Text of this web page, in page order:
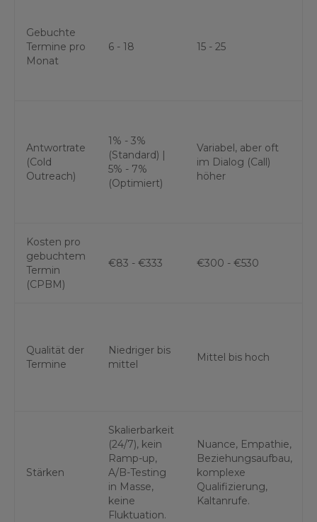
Gebuchte
Termine pro
Monat
6 - 18 15 - 25
Antwortrate
(Cold
Outreach)
1% - 3%
(Standard) |
5% - 7%
(Optimiert)
Variabel, aber oft
im Dialog (Call)
höher
Kosten pro
gebuchtem
Termin
(CPBM)
€83 - €333 €300 - €530
Qualität der
Termine
Niedriger bis
mittel
Mittel bis hoch
Stärken
Skalierbarkeit
(24/7), kein
Ramp-up,
A/B-Testing
in Masse,
keine
Fluktuation.
Nuance, Empathie,
Beziehungsaufbau,
komplexe
Qualifizierung,
Kaltanrufe.